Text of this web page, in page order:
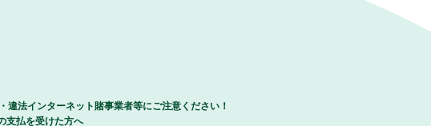
違法インターネット賭事業者等にご注意ください！
支払を受けた方へ